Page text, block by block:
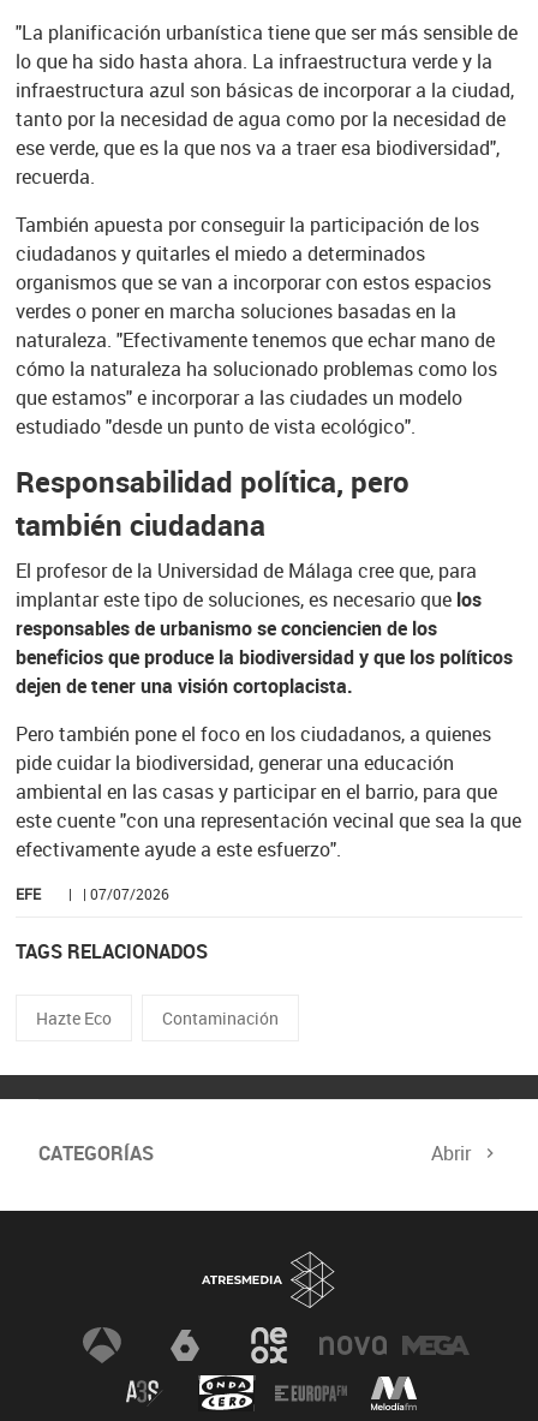
"La planificación urbanística tiene que ser más sensible de
lo que ha sido hasta ahora. La infraestructura verde y la
infraestructura azul son básicas de incorporar a la ciudad,
tanto por la necesidad de agua como por la necesidad de
ese verde, que es la que nos va a traer esa biodiversidad",
recuerda.
También apuesta por conseguir la participación de los
ciudadanos y quitarles el miedo a determinados
organismos que se van a incorporar con estos espacios
verdes o poner en marcha soluciones basadas en la
naturaleza. "Efectivamente tenemos que echar mano de
cómo la naturaleza ha solucionado problemas como los
que estamos" e incorporar a las ciudades un modelo
estudiado "desde un punto de vista ecológico".
Responsabilidad política, pero
también ciudadana
El profesor de la Universidad de Málaga cree que, para
implantar este tipo de soluciones, es necesario quelos
responsables de urbanismo se conciencien de los
beneficios que produce la biodiversidad y que los políticos
dejen de tener una visión cortoplacista.
Pero también pone el foco en los ciudadanos, a quienes
pide cuidar la biodiversidad, generar una educación
ambiental en las casas y participar en el barrio, para que
este cuente "con una representación vecinal que sea la que
efectivamente ayude a este esfuerzo".
EFE | | 07/07/2026
TAGS RELACIONADOS
Hazte Eco Contaminación
CATEGORÍAS Abrir
Biodiversidad Cambio Climático